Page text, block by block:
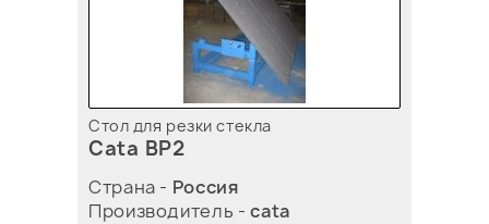
Стол для резки стекла
Cata BP2
Страна - Россия
Производитель -cata